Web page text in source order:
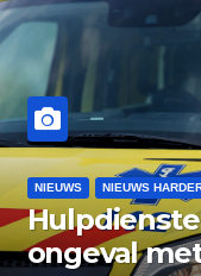
NIEUWS NIEUWS
vishandel